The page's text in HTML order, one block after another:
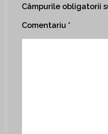
Câmpurile obligatorii
Comentariu *